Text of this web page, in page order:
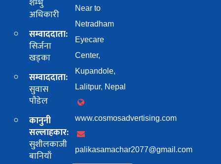
अधिकारी
सम्वाददाता:
सिर्जना
खड्का
सम्वाददाता:
सुवास
पाैडेल
कानुनी
सल्लाहकार:
सुशीलकाजी
बानियाँ
Near to
Netradham
Eyecare
Center,
Kupandole,
Lalitpur, Nepal
www.cosmosadvertising.com
palikasamachar2077@gmail.com